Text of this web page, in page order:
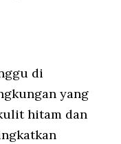
di
yang
hitam dan